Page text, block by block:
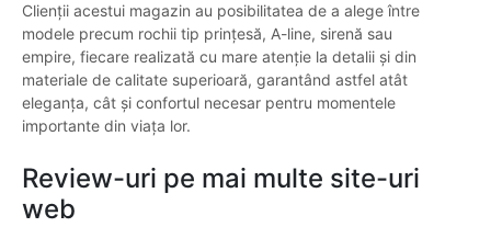
Clienții acestui magazin au posibilitatea de a alege între
modele precum rochii tip prințesă, A-line, sirenă sau
empire, fiecare realizată cu mare atenție la detalii și din
materiale de calitate superioară, garantând astfel atât
eleganța, cât și confortul necesar pentru momentele
importante din viața lor.
Review-uri pe mai multe site-uri
web